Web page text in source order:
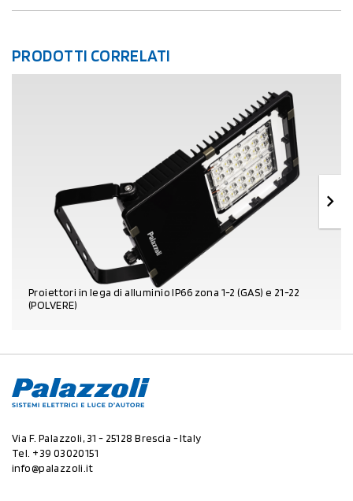
PRODOTTI CORRELATI
Proiettori in lega di alluminio IP66 zona 1-2 (GAS) e 21-22
(POLVERE)
Via F. Palazzoli, 31 - 25128 Brescia - Italy
Tel. +39 03020151
info@palazzoli.it